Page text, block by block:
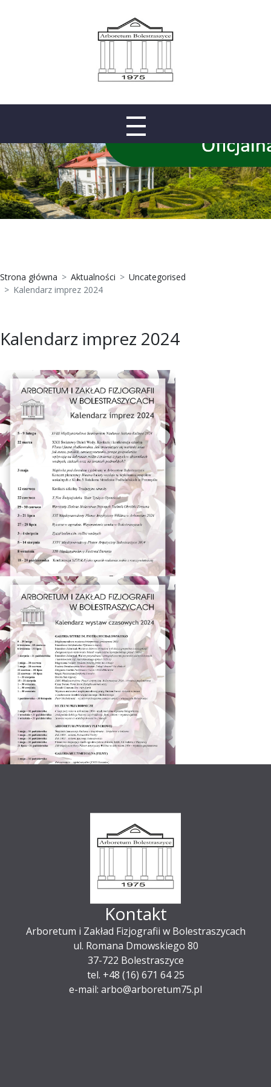
Strona główna Aktualności
Uncategorised
Kalendarz imprez 2024
Kalendarz imprez 2024
Kontakt
Arboretum i Zakład Fizjografii w Bolestraszycach
ul. Romana Dmowskiego 80
37-722 Bolestraszyce
tel. +48 (16) 671 64 25
e-mail: arbo@arboretum75.pl